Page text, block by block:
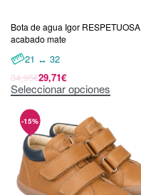
Bota de agua Igor RESPETUOSA
acabado mate
21 ↔ 32
34,95€29,71€
Seleccionar opciones